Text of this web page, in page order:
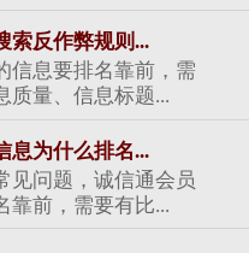
索反作弊规则...
信息要排名靠前，需
质量、信息标题...
息为什么排名...
见问题，诚信通会员
靠前，需要有比...